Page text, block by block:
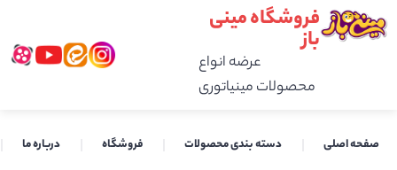
فروشگاه مینی
باز
عرضه انواع
محصولات مینیاتوری
صفحه اصلی دسته بندی محصولات فروشگاه
درباره ما